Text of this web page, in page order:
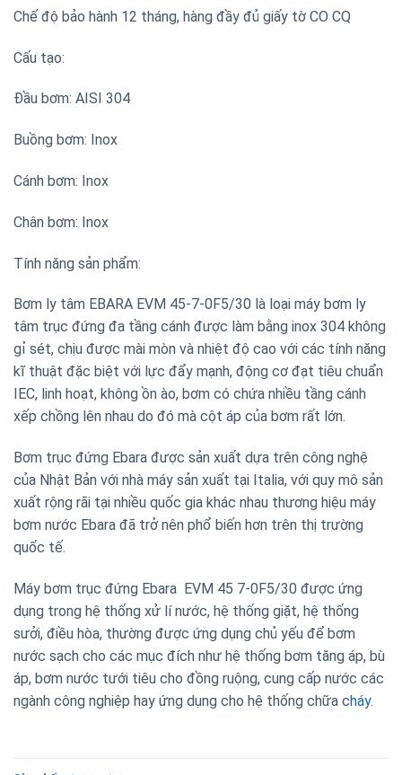
Chế độ bảo hành 12 tháng, hàng đầy đủ giấy tờ CO CQ
Cấu tạo:
Đầu bơm: AISI 304
Buồng bơm: Inox
Cánh bơm: Inox
Chân bơm: Inox
Tính năng sản phẩm:
Bơm ly tâm EBARA EVM 45-7-0F5/30 là loại máy bơm ly
tâm trục đứng đa tầng cánh được làm bằng inox 304 không
gỉ sét, chịu được mài mòn và nhiệt độ cao với các tính năng
kĩ thuật đặc biệt với lực đẩy mạnh, động cơ đạt tiêu chuẩn
IEC, linh hoạt, không ồn ào, bơm có chứa nhiều tầng cánh
xếp chồng lên nhau do đó mà cột áp của bơm rất lớn.
Bơm trục đứng Ebara được sản xuất dựa trên công nghệ
của Nhật Bản với nhà máy sản xuất tại Italia, với quy mô sản
xuất rộng rãi tại nhiều quốc gia khác nhau thương hiệu máy
bơm nước Ebara đã trở nên phổ biến hơn trên thị trường
quốc tế.
Máy bơm trục đứng Ebara EVM 45 7-0F5/30 được ứng
dụng trong hệ thống xử lí nước, hệ thống giặt, hệ thống
sưởi, điều hòa, thường được ứng dụng chủ yếu để bơm
nước sạch cho các mục đích như hệ thống bơm tăng áp, bù
áp, bơm nước tưới tiêu cho đồng ruộng, cung cấp nước các
ngành công nghiệp hay ứng dụng cho hệ thống chữa cháy.